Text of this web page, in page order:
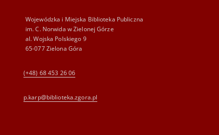
Wojewódzka i Miejska Biblioteka Publiczna
im. C. Norwida w Zielonej Górze
al. Wojska Polskiego 9
65-077 Zielona Góra
(+48) 68 453 26 06
p.karp@biblioteka.zgora.pl